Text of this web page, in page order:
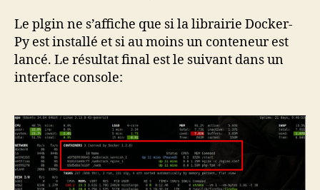
Le plgin ne s’affiche que si la librairie Docker-
Py est installé et si au moins un conteneur est
lancé. Le résultat final est le suivant dans un
interface console: